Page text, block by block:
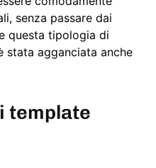
senza passare dai
questa tipologia di
stata agganciata anche
template